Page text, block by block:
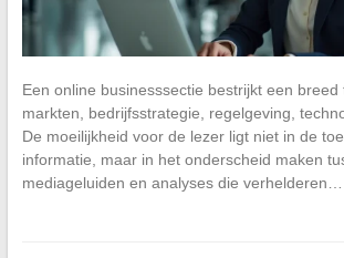
Een online businesssectie bestrijkt een breed
markten, bedrijfsstrategie, regelgeving,
De moeilijkheid voor de lezer ligt niet in de
informatie, maar in het onderscheid maken
mediageluiden en analyses die verhelderen…